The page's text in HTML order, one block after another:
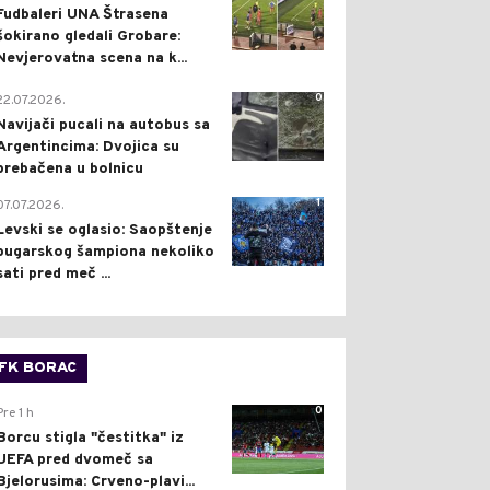
UNA Štrasena
gledali Grobare:
scena na k...
0
pucali na autobus sa
Dvojica su
u bolnicu
1
se oglasio: Saopštenje
šampiona nekoliko
pred meč ...
BORAC
0
1 h
stigla "čestitka" iz
pred dvomeč sa
Crveno-plavi...